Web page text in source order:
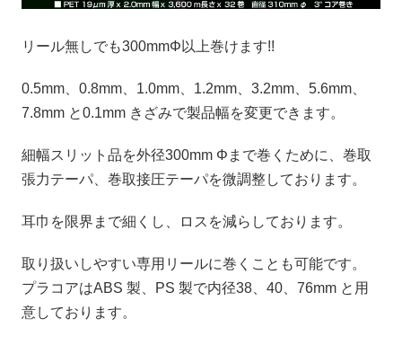
リール無しでも300mmΦ以上巻けます!!
0.5mm、0.8mm、1.0mm、1.2mm、3.2mm、5.6mm、
7.8mm と0.1mm きざみで製品幅を変更できます。
細幅スリット品を外径300mm Φまで巻くために、巻取
張力テーパ、巻取接圧テーパを微調整しております。
耳巾を限界まで細くし、ロスを減らしております。
取り扱いしやすい専用リールに巻くことも可能です。
プラコアはABS 製、PS 製で内径38、40、76mm と用
意しております。